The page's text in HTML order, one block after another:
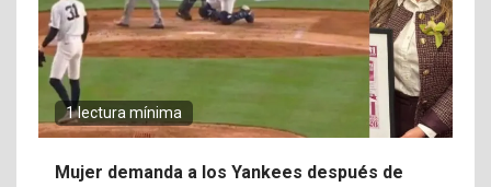
1 lectura mínima
Mujer demanda a los Yankees después de